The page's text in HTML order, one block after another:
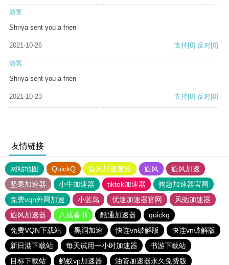
游客
Shriya sent you a frien
2021-10-26 支持[0] 反对[0]
游客
Shriya sent you a frien
2021-10-23 支持[0] 反对[0]
友情链接
网站地图 QuickQ 旋风加速度器 旋风
旋风加速
坚果加速器
小牛加速器 tiktok加速器
狗急加速器官网
免费vqn外网加速
小蓝鸟 优途加速器官网
风驰加速器
旋风加速器
八戒看书 酷通加速器
quickq
免费VQN下载站
黑洞加速 快连vn破解版
快连vn破解版
新日港下载站
每天试用一小时加速器
书游下载站
目标下载站
蚂蚁vp加速器 油管加速器永久免费版